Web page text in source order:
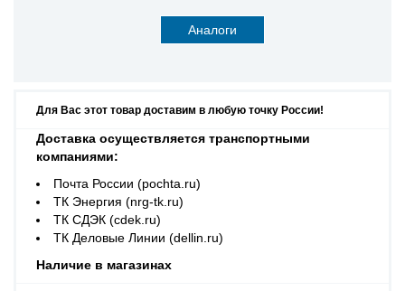
Аналоги
Для Вас этот товар доставим в любую точку России!
Доставка осуществляется транспортными
компаниями:
Почта России (pochta.ru)
ТК Энергия (nrg-tk.ru)
ТК СДЭК (cdek.ru)
ТК Деловые Линии (dellin.ru)
Наличие в магазинах